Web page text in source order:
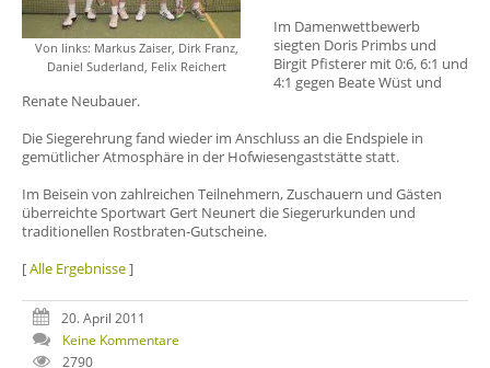
Von links: Markus Zaiser, Dirk Franz,
Daniel Suderland, Felix Reichert
Im Damenwettbewerb
siegten Doris Primbs und
Birgit Pfisterer mit 0:6, 6:1 und
4:1 gegen Beate Wüst und
Renate Neubauer.
Die Siegerehrung fand wieder im Anschluss an die Endspiele in
gemütlicher Atmosphäre in der Hofwiesengaststätte statt.
Im Beisein von zahlreichen Teilnehmern, Zuschauern und Gästen
überreichte Sportwart Gert Neunert die Siegerurkunden und
traditionellen Rostbraten-Gutscheine.
[Alle Ergebnisse]
20. April 2011
Keine Kommentare
2790